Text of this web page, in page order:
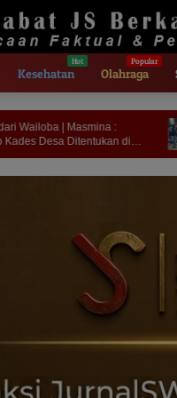
Kesehatan Olahraga
Di Kantor FIF Tangerang |
Dijawab dengan Intimidasi